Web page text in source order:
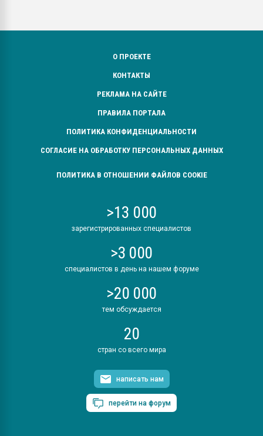
О ПРОЕКТЕ
КОНТАКТЫ
РЕКЛАМА НА САЙТЕ
ПРАВИЛА ПОРТАЛА
ПОЛИТИКА КОНФИДЕНЦИАЛЬНОСТИ
СОГЛАСИЕ НА ОБРАБОТКУ ПЕРСОНАЛЬНЫХ ДАННЫХ
ПОЛИТИКА В ОТНОШЕНИИ ФАЙЛОВ COOKIE
>13 000
зарегистрированных специалистов
>3 000
специалистов в день на нашем форуме
>20 000
тем обсуждается
20
стран со всего мира
написать нам
перейти на форум